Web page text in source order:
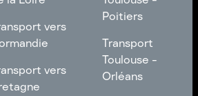
vers Pays
la Loire
vers
vers
vers
Roubaix
Poitiers
Transport
Toulouse -
Poitiers
Transport
Toulouse -
Orléans